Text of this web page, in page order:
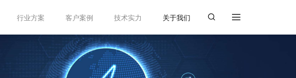
行业方案 客户案例 技术实力 关于我们